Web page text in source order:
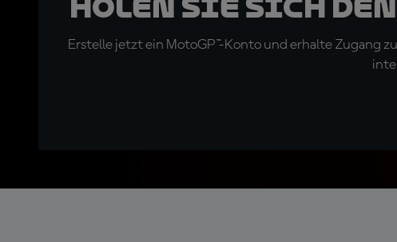
Holen Sie sich
Erstelle jetzt ein MotoGP™-Konto und erhalte Zugang